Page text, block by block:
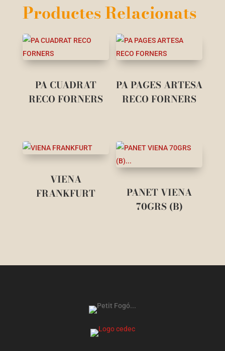
Productes Relacionats
PA CUADRAT
RECO FORNERS
PA PAGES ARTESA
RECO FORNERS
VIENA
FRANKFURT
PANET VIENA
70GRS (B)